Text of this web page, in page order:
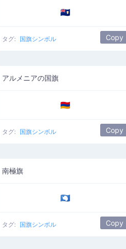
🇦🇮
タグ: 国旗シンボル Copy
アルメニアの国旗
🇦🇲
タグ: 国旗シンボル Copy
南極旗
🇦🇶
タグ: 国旗シンボル Copy